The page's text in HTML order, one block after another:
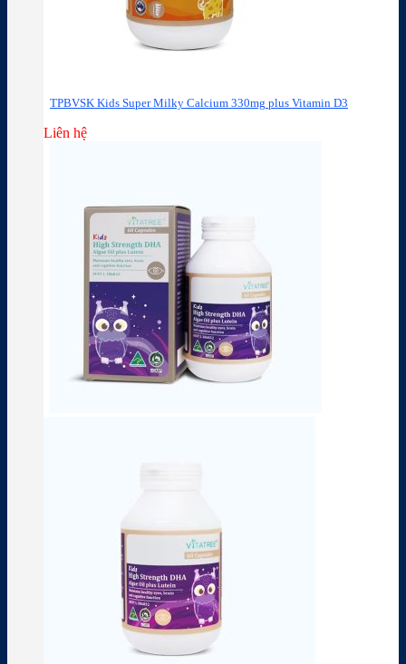
TPBVSK Kids Super Milky Calcium 330mg plus Vitamin D3
Liên hệ